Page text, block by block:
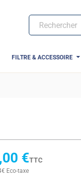
FILTRE & ACCESSOIRE
€TTC
Eco-taxe